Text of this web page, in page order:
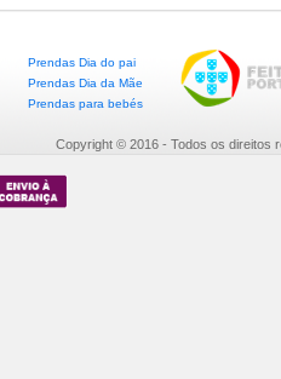
Prendas Dia do pai
Prendas Dia da Mãe
Prendas para bebés
Copyright © 2016 - Todos os direitos